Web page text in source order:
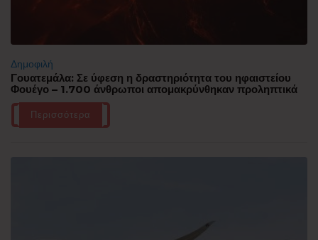
Δημοφιλή
Γουατεμάλα: Σε ύφεση η δραστηριότητα του ηφαιστείου
Φουέγο – 1.700 άνθρωποι απομακρύνθηκαν προληπτικά
Περισσότερα